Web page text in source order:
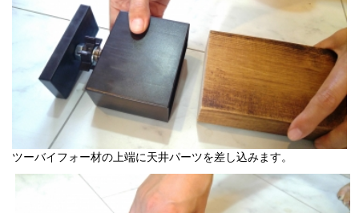
ツーバイフォー材の上端に天井パーツを差し込みます。